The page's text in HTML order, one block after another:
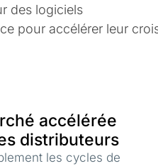
des logiciels
pour accélérer leur
accélérée
distributeurs
les cycles de